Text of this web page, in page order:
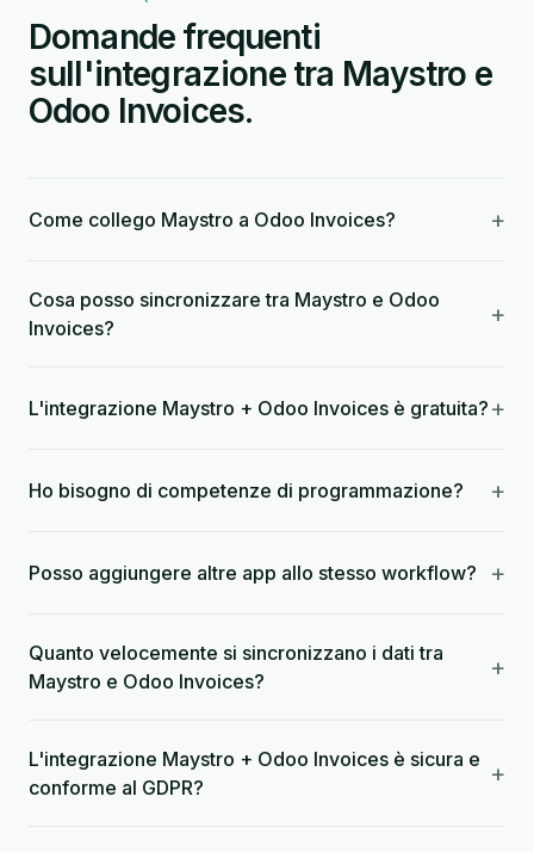
Domande frequenti
sull'integrazione tra Maystro e
Odoo Invoices.
Come collego Maystro a Odoo Invoices? +
Cosa posso sincronizzare tra Maystro e Odoo
Invoices?
+
L'integrazione Maystro + Odoo Invoices è gratuita? +
Ho bisogno di competenze di programmazione? +
Posso aggiungere altre app allo stesso workflow? +
Quanto velocemente si sincronizzano i dati tra
Maystro e Odoo Invoices?
+
L'integrazione Maystro + Odoo Invoices è sicura e
conforme al GDPR?
+